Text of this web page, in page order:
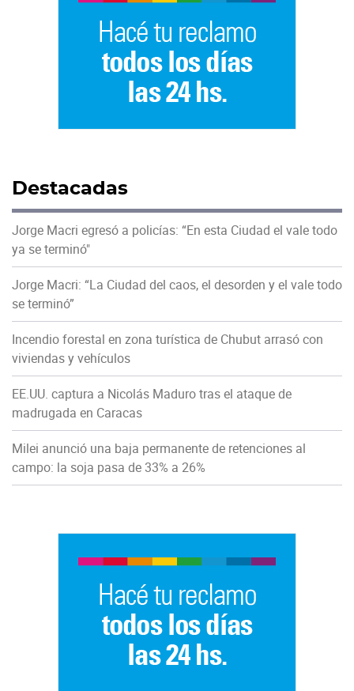
Destacadas
Jorge Macri egresó a policías: “En esta Ciudad el vale todo
ya se terminó"
Jorge Macri: “La Ciudad del caos, el desorden y el vale todo
se terminó”
Incendio forestal en zona turística de Chubut arrasó con
viviendas y vehículos
EE.UU. captura a Nicolás Maduro tras el ataque de
madrugada en Caracas
Milei anunció una baja permanente de retenciones al
campo: la soja pasa de 33% a 26%